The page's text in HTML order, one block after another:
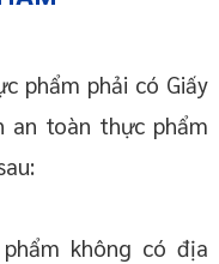
phẩm phải có Giấy
an toàn thực phẩm
không có địa